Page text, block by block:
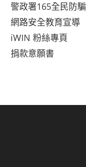
警政署165全民防騙
網路安全教育宣導
iWIN 粉絲專頁
捐款意願書